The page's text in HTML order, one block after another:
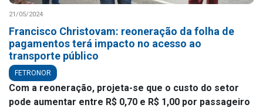
21/05/2024
Francisco Christovam: reoneração da folha de
pagamentos terá impacto no acesso ao
transporte público
FETRONOR
Com a reoneração, projeta-se que o custo do setor
pode aumentar entre R$ 0,70 e R$ 1,00 por passageiro